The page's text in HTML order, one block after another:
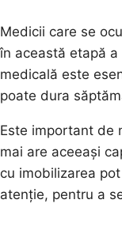
Medicii care se
în această etapă
medicală este
poate dura
Este important de
mai are aceeași
cu imobilizarea
atenție, pentru a